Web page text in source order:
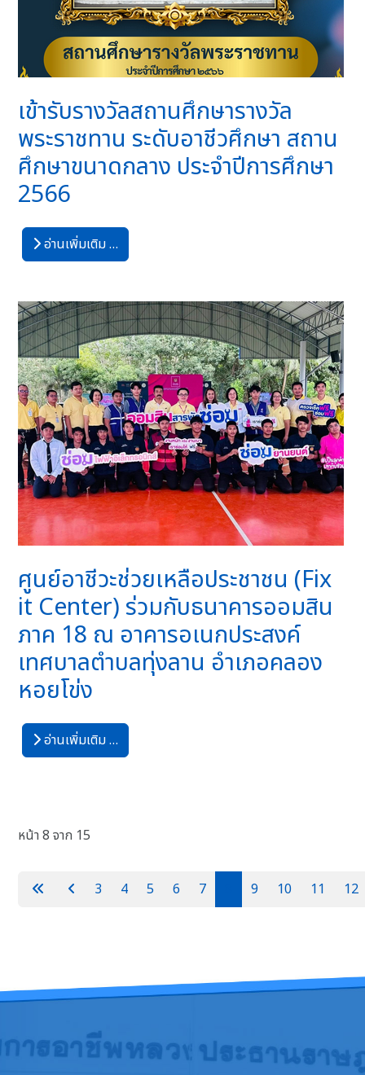
เข้ารับรางวัลสถานศึกษารางวัล
พระราชทาน ระดับอาชีวศึกษา สถาน
ศึกษาขนาดกลาง ประจำปีการศึกษา
2566
อ่านเพิ่มเติม …
ศูนย์อาชีวะช่วยเหลือประชาชน (Fix
it Center) ร่วมกับธนาคารออมสิน
ภาค 18 ณ อาคารอเนกประสงค์
เทศบาลตำบลทุ่งลาน อำเภอคลอง
หอยโข่ง
อ่านเพิ่มเติม …
หน้า 8 จาก 15
3 4 5 6 7 9 10 11 12